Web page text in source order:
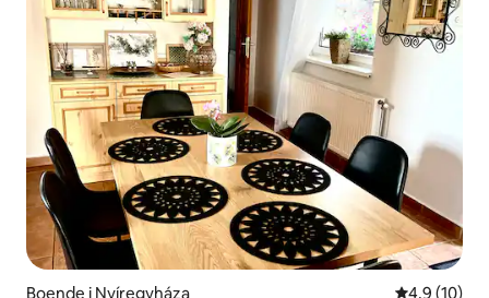
Boende i Nyíregyháza 4,9 av 5 i
4,9 (10)